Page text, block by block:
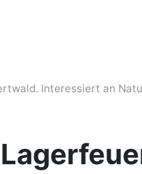
Interessiert an